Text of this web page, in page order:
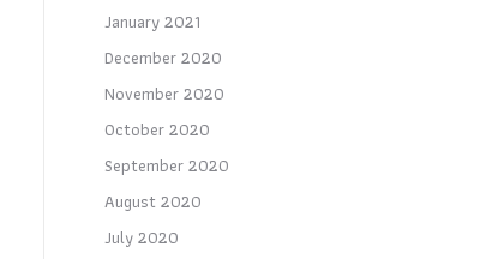
January 2021
December 2020
November 2020
October 2020
September 2020
August 2020
July 2020